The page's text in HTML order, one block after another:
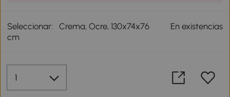
Seleccionar:
Crema, Ocre, 130x74x76
cm
En existencias